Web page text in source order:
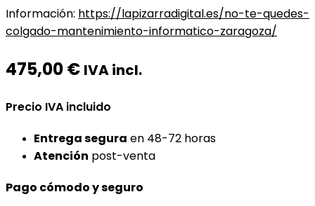
Información: https://lapizarradigital.es/no-te-quedes-
colgado-mantenimiento-informatico-zaragoza/
475,00€ IVA incl.
Precio IVA incluido
Entrega segura en 48-72 horas
Atención post-venta
Pago cómodo y seguro